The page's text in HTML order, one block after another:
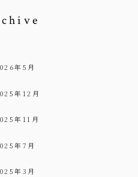
年5月
年12月
年11月
年7月
年3月